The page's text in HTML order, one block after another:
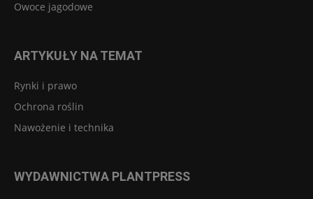
Owoce jagodowe
ARTYKUŁY NA TEMAT
Rynki i prawo
Ochrona roślin
Nawożenie i technika
WYDAWNICTWA PLANTPRESS